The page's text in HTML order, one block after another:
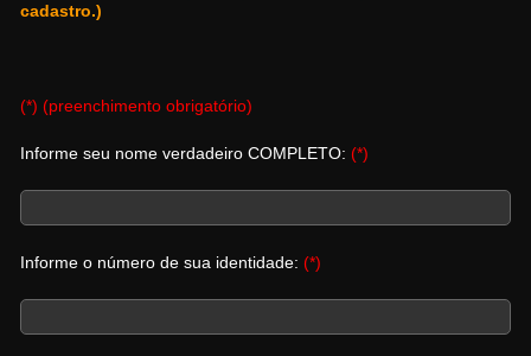
cadastro.)
(*) (preenchimento obrigatório)
Informe seu nome verdadeiro COMPLETO: (*)
Informe o número de sua identidade: (*)